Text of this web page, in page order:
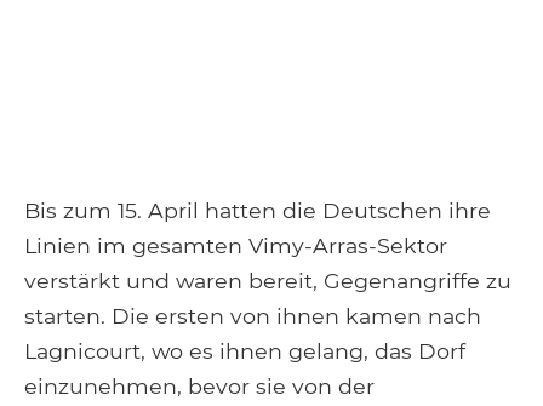
Bis zum 15. April hatten die Deutschen ihre
Linien im gesamten Vimy-Arras-Sektor
verstärkt und waren bereit, Gegenangriffe zu
starten. Die ersten von ihnen kamen nach
Lagnicourt, wo es ihnen gelang, das Dorf
einzunehmen, bevor sie von der